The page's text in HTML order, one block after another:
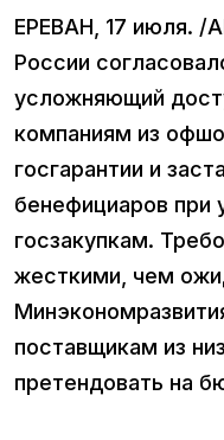
ЕРЕВАН, 17 июля. /
России
усложняющий
компаниям из
госгарантии и
бенефициаров при
госзакупкам.
жесткими, чем
поставщикам из
претендовать на